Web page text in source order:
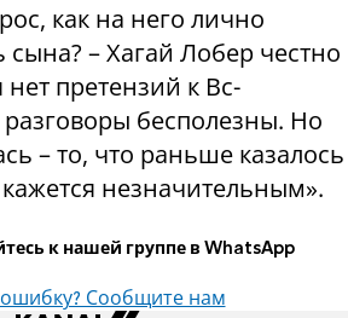
как на него лично
сына? – Хагай Лобер честно
претензий к Вс-
бесполезны. Но
– то, что раньше казалось
незначительным».
к нашей группе в WhatsApp
Сообщите нам